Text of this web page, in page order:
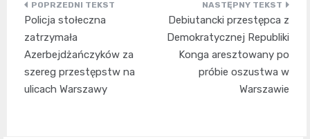
Nawigacja
wpisu
Policja stołeczna
zatrzymała
Azerbejdżańczyków za
szereg przestępstw na
ulicach Warszawy
Debiutancki przestępca z
Demokratycznej Republiki
Konga aresztowany po
próbie oszustwa w
Warszawie